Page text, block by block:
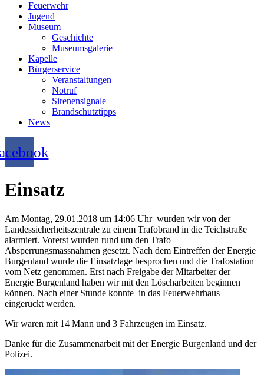
Feuerwehr
Jugend
Museum
Geschichte
Museumsgalerie
Kapelle
Bürgerservice
Veranstaltungen
Notruf
Sirenensignale
Brandschutztipps
News
Einsatz
Am Montag, 29.01.2018 um 14:06 Uhr wurden wir von der
Landessicherheitszentrale zu einem Trafobrand in die Teichstraße
alarmiert. Vorerst wurden rund um den Trafo
Absperrungsmassnahmen gesetzt. Nach dem Eintreffen der Energie
Burgenland wurde die Einsatzlage besprochen und die Trafostation
vom Netz genommen. Erst nach Freigabe der Mitarbeiter der
Energie Burgenland haben wir mit den Löscharbeiten beginnen
können. Nach einer Stunde konnte in das Feuerwehrhaus
eingerückt werden.
Wir waren mit 14 Mann und 3 Fahrzeugen im Einsatz.
Danke für die Zusammenarbeit mit der Energie Burgenland und der
Polizei.